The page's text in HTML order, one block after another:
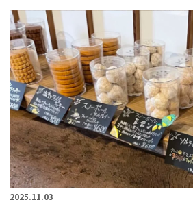
2025.11.03